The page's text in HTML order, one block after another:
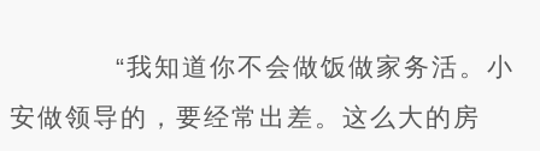
“我知道你不会做饭做家务活。小
安做领导的，要经常出差。这么大的房